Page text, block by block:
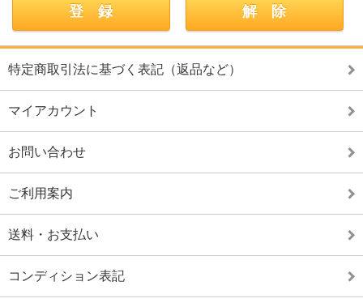
特定商取引法に基づく表記（返品など）
マイアカウント
お問い合わせ
ご利用案内
送料・お支払い
コンディション表記